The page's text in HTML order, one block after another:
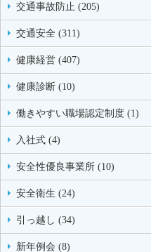
交通事故防止 (205)
交通安全 (311)
健康経営 (407)
健康診断 (10)
働きやすい職場認定制度 (1)
入社式 (4)
安全性優良事業所 (10)
安全衛生 (24)
引っ越し (34)
新年例会 (8)